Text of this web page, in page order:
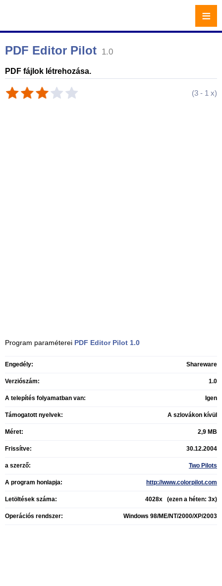
PDF Editor Pilot 1.0
PDF fájlok létrehozása.
(3 - 1 x)
Program paraméterei PDF Editor Pilot 1.0
Engedély: Shareware
Verziószám: 1.0
A telepítés folyamatban van: Igen
Támogatott nyelvek: A szlovákon kívül
Méret: 2,9 MB
Frissítve: 30.12.2004
a szerző: Two Pilots
A program honlapja: http://www.colorpilot.com
Letöltések száma: 4028x (ezen a héten: 3x)
Operációs rendszer: Windows 98/ME/NT/2000/XP/2003
≡